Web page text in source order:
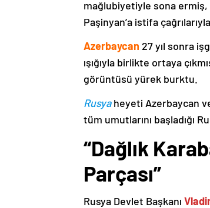
mağlubiyetiyle sona ermiş,
Paşinyan’a istifa
Azerbaycan 27 yıl sonra
ışığıyla birlikte ortaya
görüntüsü yürek burktu.
Rusyaheyeti Azerbaycan
tüm umutlarını başladığı
“Dağlık
Parçası”
Rusya Devlet Başkanı